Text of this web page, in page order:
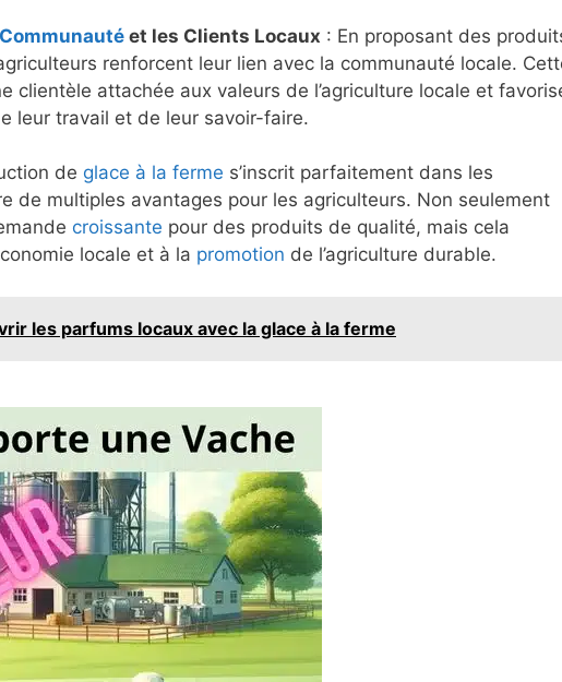
Communauté et les Clients Locaux : En proposant des
renforcent leur lien avec la communauté locale.
clientèle attachée aux valeurs de l’agriculture locale et
leur travail et de leur savoir-faire.
de glace à la ferme s’inscrit parfaitement dans les
de multiples avantages pour les agriculteurs. Non seulement
croissante pour des produits de qualité, mais cela
locale et à la promotion de l’agriculture durable.
les parfums locaux avec la glace à la ferme